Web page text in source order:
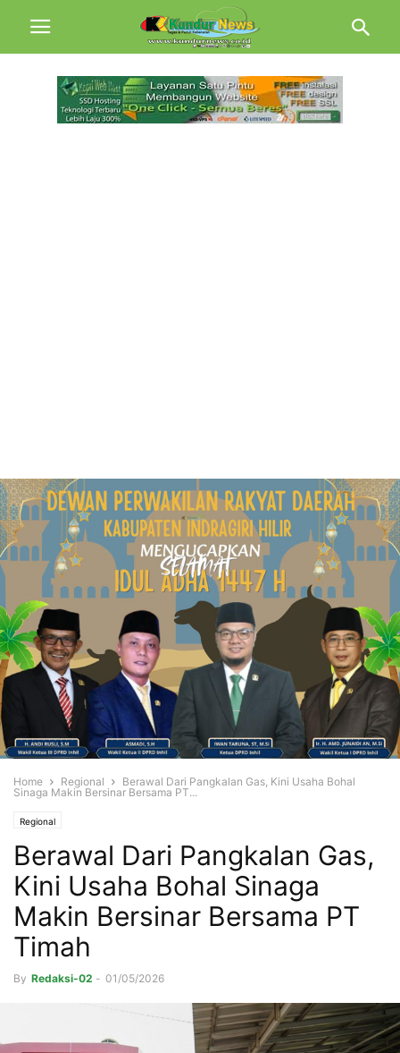
Home Regional
Berawal Dari Pangkalan Gas, Kini Usaha Bohal
Sinaga Makin Bersinar Bersama PT...
Regional
Berawal Dari Pangkalan Gas,
Kini Usaha Bohal Sinaga
Makin Bersinar Bersama PT
Timah
By Redaksi-02 - 01/05/2026